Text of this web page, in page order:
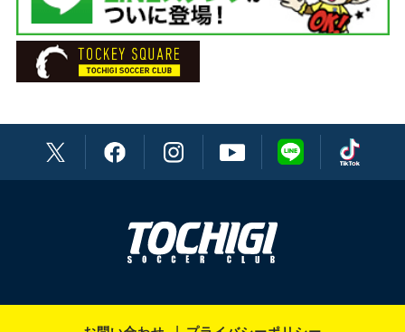
DF 20 ディオゴ フェレイラ
DF 22 メンデス
DF 26 夛田 凌輔
DF 28 温井 駿斗
DF 42 パウロン
MF 2 西澤 代志也
MF 5 ヘニキ
主務 荒井 厚志
副務 人見 俊輔
ドクター 阿久津 仁
ドクター 鰺坂 桂
ドクター 黒田 良